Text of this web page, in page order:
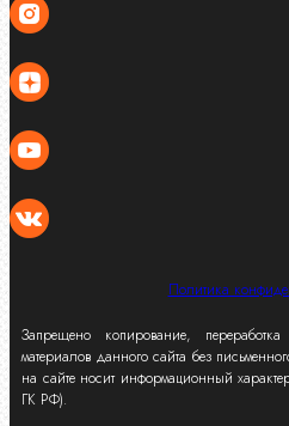
Политика
Запрещено копирование,
материалов данного сайта без
на сайте носит информационный
ГК РФ).